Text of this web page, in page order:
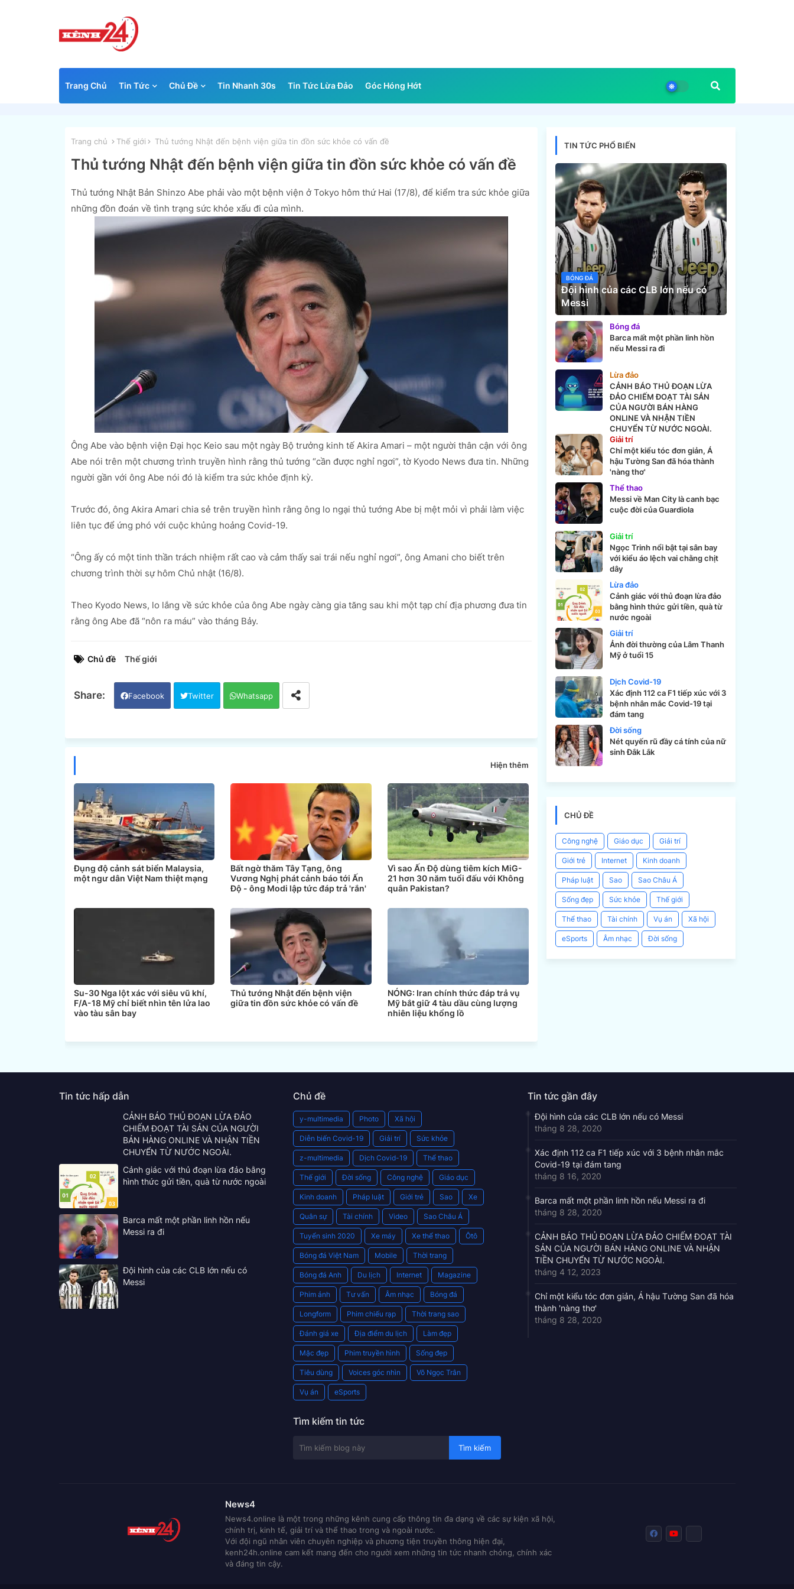
Trang Chủ Tin Tức Chủ Đề Tin Nhanh 30s Tin Tức Lừa Đảo Góc Hóng Hớt
Trang chủ Thế giới Thủ tướng Nhật đến bệnh viện giữa tin đồn sức khỏe có vấn đề
Thủ tướng Nhật đến bệnh viện giữa tin đồn sức khỏe có vấn đề
Thủ tướng Nhật Bản Shinzo Abe phải vào một bệnh viện ở Tokyo hôm thứ Hai (17/8), để kiểm tra sức khỏe giữa
những đồn đoán về tình trạng sức khỏe xấu đi của mình.
Ông Abe vào bệnh viện Đại học Keio sau một ngày Bộ trưởng kinh tế Akira Amari – một người thân cận với ông
Abe nói trên một chương trình truyền hình rằng thủ tướng “cần được nghỉ ngơi”, tờ Kyodo News đưa tin. Những
người gần với ông Abe nói đó là kiểm tra sức khỏe định kỳ.
Trước đó, ông Akira Amari chia sẻ trên truyền hình rằng ông lo ngại thủ tướng Abe bị mệt mỏi vì phải làm việc
liên tục để ứng phó với cuộc khủng hoảng Covid-19.
“Ông ấy có một tinh thần trách nhiệm rất cao và cảm thấy sai trái nếu nghỉ ngơi”, ông Amani cho biết trên
chương trình thời sự hôm Chủ nhật (16/8).
Theo Kyodo News, lo lắng về sức khỏe của ông Abe ngày càng gia tăng sau khi một tạp chí địa phương đưa tin
rằng ông Abe đã “nôn ra máu” vào tháng Bảy.
Chủ đề Thế giới
Facebook Twitter Whatsapp
Hiện thêm
Đụng độ cảnh sát biển Malaysia,
một ngư dân Việt Nam thiệt mạng
Bất ngờ thăm Tây Tạng, ông
Vương Nghị phát cảnh báo tới Ấn
Độ - ông Modi lập tức đáp trả 'rắn'
Vì sao Ấn Độ dùng tiêm kích MiG-
21 hơn 30 năm tuổi đấu với Không
quân Pakistan?
Su-30 Nga lột xác với siêu vũ khí,
F/A-18 Mỹ chỉ biết nhìn tên lửa lao
vào tàu sân bay
Thủ tướng Nhật đến bệnh viện
giữa tin đồn sức khỏe có vấn đề
NÓNG: Iran chính thức đáp trả vụ
Mỹ bắt giữ 4 tàu dầu cùng lượng
nhiên liệu khổng lồ
TIN TỨC PHỔ BIẾN
BÓNG ĐÁ
Đội hình của các CLB lớn nếu có
Messi
Bóng đá
Barca mất một phần linh hồn
nếu Messi ra đi
Lừa đảo
CẢNH BÁO THỦ ĐOẠN LỪA
ĐẢO CHIẾM ĐOẠT TÀI SẢN
CỦA NGƯỜI BÁN HÀNG
ONLINE VÀ NHẬN TIỀN
CHUYỂN TỪ NƯỚC NGOÀI.
Giải trí
Chỉ một kiểu tóc đơn giản, Á
hậu Tường San đã hóa thành
'nàng thơ'
Thể thao
Messi về Man City là canh bạc
cuộc đời của Guardiola
Giải trí
Ngọc Trinh nổi bật tại sân bay
với kiểu áo lệch vai chằng chịt
dây
Lừa đảo
Cảnh giác với thủ đoạn lừa đảo
bằng hình thức gửi tiền, quà từ
nước ngoài
Giải trí
Ảnh đời thường của Lâm Thanh
Mỹ ở tuổi 15
Dịch Covid-19
Xác định 112 ca F1 tiếp xúc với 3
bệnh nhân mắc Covid-19 tại
đám tang
Đời sống
Nét quyến rũ đầy cá tính của nữ
sinh Đắk Lắk
CHỦ ĐỀ
Công nghệ Giáo dục Giải trí
Giới trẻ Internet Kinh doanh
Pháp luật Sao Sao Châu Á
Sống đẹp Sức khỏe Thế giới
Thể thao Tài chính Vụ án Xã hội
eSports Âm nhạc Đời sống
Tin tức hấp dẫn
CẢNH BÁO THỦ ĐOẠN LỪA ĐẢO
CHIẾM ĐOẠT TÀI SẢN CỦA NGƯỜI
BÁN HÀNG ONLINE VÀ NHẬN TIỀN
CHUYỂN TỪ NƯỚC NGOÀI.
Cảnh giác với thủ đoạn lừa đảo bằng
hình thức gửi tiền, quà từ nước ngoài
Barca mất một phần linh hồn nếu
Messi ra đi
Đội hình của các CLB lớn nếu có
Messi
Chủ đề
y-multimedia Photo Xã hội
Diễn biến Covid-19 Giải trí Sức khỏe
z-multimedia Dịch Covid-19 Thể thao
Thế giới Đời sống Công nghệ Giáo dục
Kinh doanh Pháp luật Giới trẻ Sao Xe
Quân sự Tài chính Video Sao Châu Á
Tuyển sinh 2020 Xe máy Xe thể thao Ôtô
Bóng đá Việt Nam Mobile Thời trang
Bóng đá Anh Du lịch Internet Magazine
Phim ảnh Tư vấn Âm nhạc Bóng đá
Longform Phim chiếu rạp Thời trang sao
Đánh giá xe Địa điểm du lịch Làm đẹp
Mặc đẹp Phim truyền hình Sống đẹp
Tiêu dùng Voices góc nhìn Võ Ngọc Trân
Vụ án eSports
Tìm kiếm tin tức
Tin tức gần đây
Đội hình của các CLB lớn nếu có Messi
tháng 8 28, 2020
Xác định 112 ca F1 tiếp xúc với 3 bệnh nhân mắc
Covid-19 tại đám tang
tháng 8 16, 2020
Barca mất một phần linh hồn nếu Messi ra đi
tháng 8 28, 2020
CẢNH BÁO THỦ ĐOẠN LỪA ĐẢO CHIẾM ĐOẠT TÀI
SẢN CỦA NGƯỜI BÁN HÀNG ONLINE VÀ NHẬN
TIỀN CHUYỂN TỪ NƯỚC NGOÀI.
tháng 4 12, 2023
Chỉ một kiểu tóc đơn giản, Á hậu Tường San đã hóa
thành 'nàng thơ'
tháng 8 28, 2020
News4
News4.online là một trong những kênh cung cấp thông tin đa dạng về các sự kiện xã hội,
chính trị, kinh tế, giải trí và thể thao trong và ngoài nước.
Với đội ngũ nhân viên chuyên nghiệp và phương tiện truyền thông hiện đại,
kenh24h.online cam kết mang đến cho người xem những tin tức nhanh chóng, chính xác
và đáng tin cậy.